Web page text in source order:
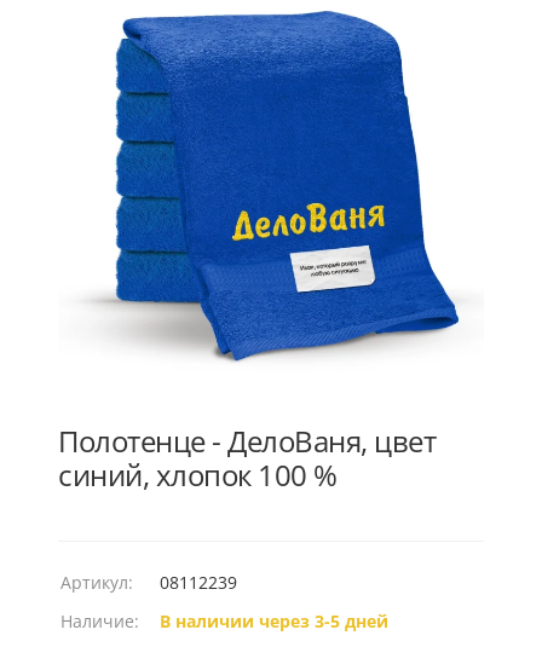
Полотенце - ДелоВаня, цвет
синий, хлопок 100 %
Артикул:
08112239
Наличие:
В наличии через 3-5 дней